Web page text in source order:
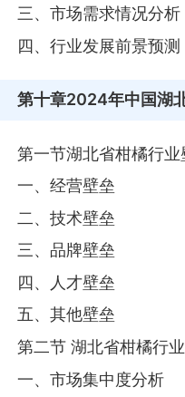
三、市场需求情况分析
四、行业发展前景预测
第十章2024年中国湖
第一节湖北省柑橘行
一、经营壁垒
二、技术壁垒
三、品牌壁垒
四、人才壁垒
五、其他壁垒
第二节 湖北省柑橘行
一、市场集中度分析